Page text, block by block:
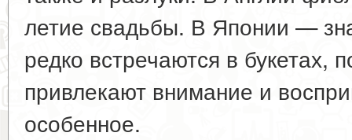
летие свадьбы. В Японии —
редко встречаются в букетах,
привлекают внимание и
особенное.